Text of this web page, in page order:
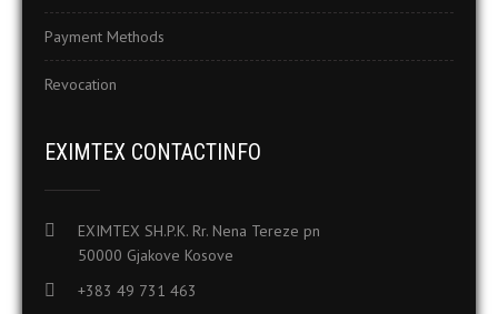
Payment Methods
Revocation
EXIMTEX CONTACTINFO
EXIMTEX SH.P.K. Rr. Nena Tereze pn
50000 Gjakove Kosove
+383 49 731 463